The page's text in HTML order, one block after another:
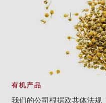
有机产品
我们的公司根据欧共体法